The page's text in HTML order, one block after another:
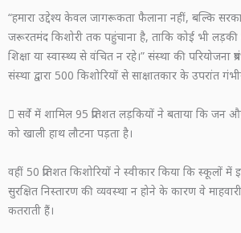
“हमारा उद्देश्य केवल जागरूकता फैलाना नहीं, बल्कि
जरूरतमंद किशोरी तक पहुंचाना है, ताकि कोई भी
शिक्षा या स्वास्थ्य से वंचित न रहे।” संस्था की परियोजना
संस्था द्वारा 500 किशोरियों से साक्षातकार के उपरांत
 सर्वे में शामिल 95 प्रतिशत लड़कियों ने बताया कि जन
को खाली हाथ लौटना पड़ता है।
वहीं 50 प्रतिशत किशोरियों ने स्वीकार किया कि स्कूलों
सुरक्षित निस्तारण की व्यवस्था न होने के कारण वे
कतराती हैं।